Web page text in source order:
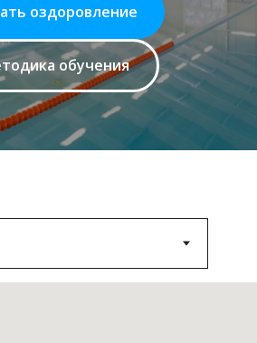
оздоровление
обучения